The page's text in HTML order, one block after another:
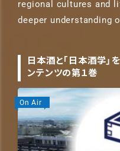
regional cultures and
deeper understanding
日本酒と「日本酒学」
ンテンツの第１巻
On Air